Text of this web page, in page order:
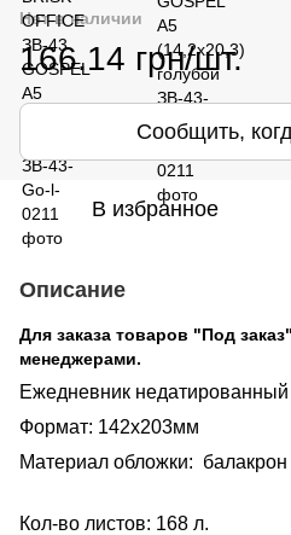
Нет в наличии
166.14 грн/шт.
Сообщить,
В избранное
Описание
Для заказа товаров "Под
менеджерами.
Ежедневник
Формат: 142х203мм
Материал обложки:
Кол-во